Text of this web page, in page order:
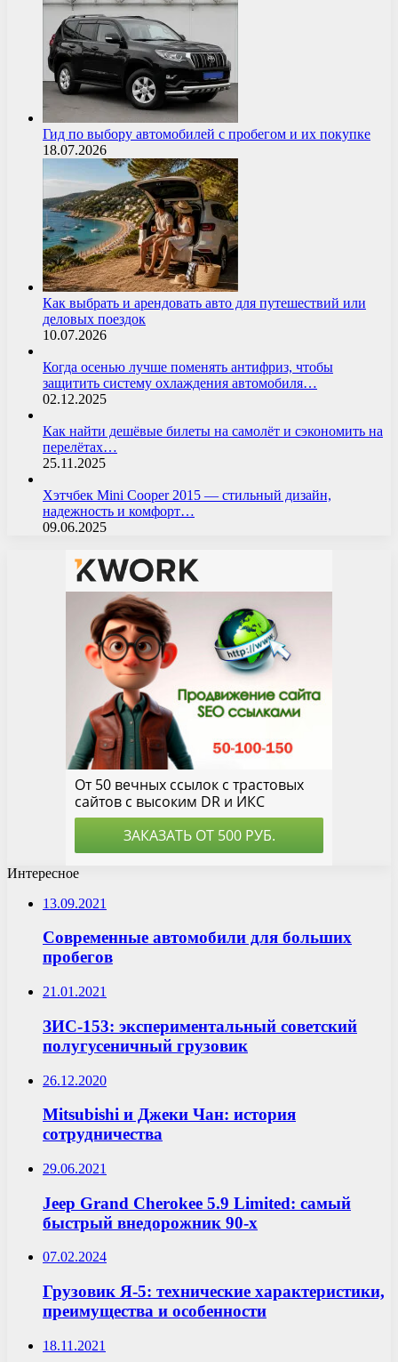
Гид по выбору автомобилей с пробегом и их покупке
18.07.2026
Как выбрать и арендовать авто для путешествий или
деловых поездок
10.07.2026
Когда осенью лучше поменять антифриз, чтобы
защитить систему охлаждения автомобиля…
02.12.2025
Как найти дешёвые билеты на самолёт и сэкономить на
перелётах…
25.11.2025
Хэтчбек Mini Cooper 2015 — стильный дизайн,
надежность и комфорт…
09.06.2025
Интересное
13.09.2021
Современные автомобили для больших
пробегов
21.01.2021
ЗИС-153: экспериментальный советский
полугусеничный грузовик
26.12.2020
Mitsubishi и Джеки Чан: история
сотрудничества
29.06.2021
Jeep Grand Cherokee 5.9 Limited: самый
быстрый внедорожник 90-х
07.02.2024
Грузовик Я-5: технические характеристики,
преимущества и особенности
18.11.2021